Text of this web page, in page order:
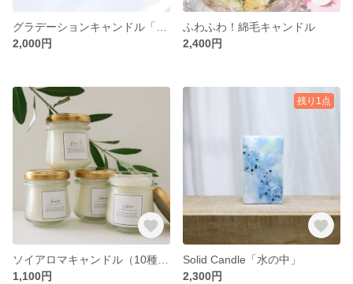
2,000円
ふわふわ！綿毛キャンドル
2,400円
1,100円
残り1点
Solid Candle「水の中」
2,300円